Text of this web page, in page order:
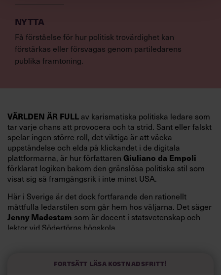
NYTTA
Få förståelse för hur politisk trovärdighet kan
förstärkas eller försvagas genom partiledarens
publika framtoning.
VÄRLDEN ÄR FULLav karismatiska politiska ledare som
tar varje chans att provocera och ta strid. Sant eller falskt
spelar ingen större roll, det viktiga är att väcka
uppståndelse och elda på klickandet i de digitala
plattformarna, är hur författaren Giuliano da Empoli
förklarat logiken bakom den gränslösa politiska stil som
visat sig så framgångsrik i inte minst USA.
Här i Sverige är det dock fortfarande den rationellt
måttfulla ledarstilen som går hem hos väljarna. Det säger
Jenny Madestam som är docent i statsvetenskap och
lektor vid Södertörns högskola.
kompetenta och stå med båda fötterna på jorden. Hellre
Fortsätt läsa kostnadsfritt!